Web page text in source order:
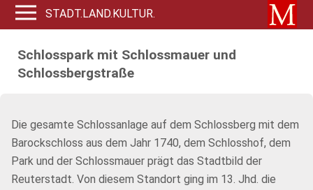
STADT.LAND.KULTUR.
Schlosspark mit Schlossmauer und
Schlossbergstraße
Die gesamte Schlossanlage auf dem Schlossberg mit dem
Barockschloss aus dem Jahr 1740, dem Schlosshof, dem
Park und der Schlossmauer prägt das Stadtbild der
Reuterstadt. Von diesem Standort ging im 13. Jhd. die